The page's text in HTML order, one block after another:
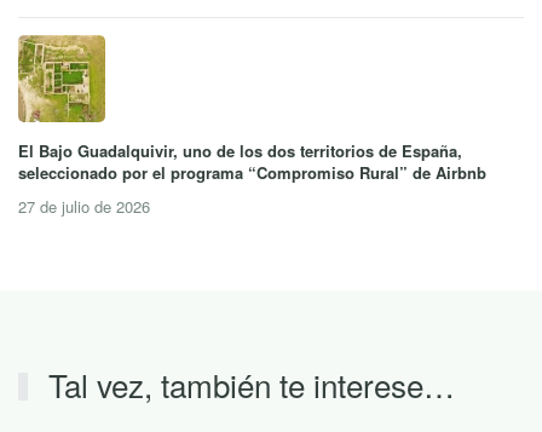
El Bajo Guadalquivir, uno de los dos territorios de España,
seleccionado por el programa “Compromiso Rural” de Airbnb
27 de julio de 2026
Tal vez, también te interese…